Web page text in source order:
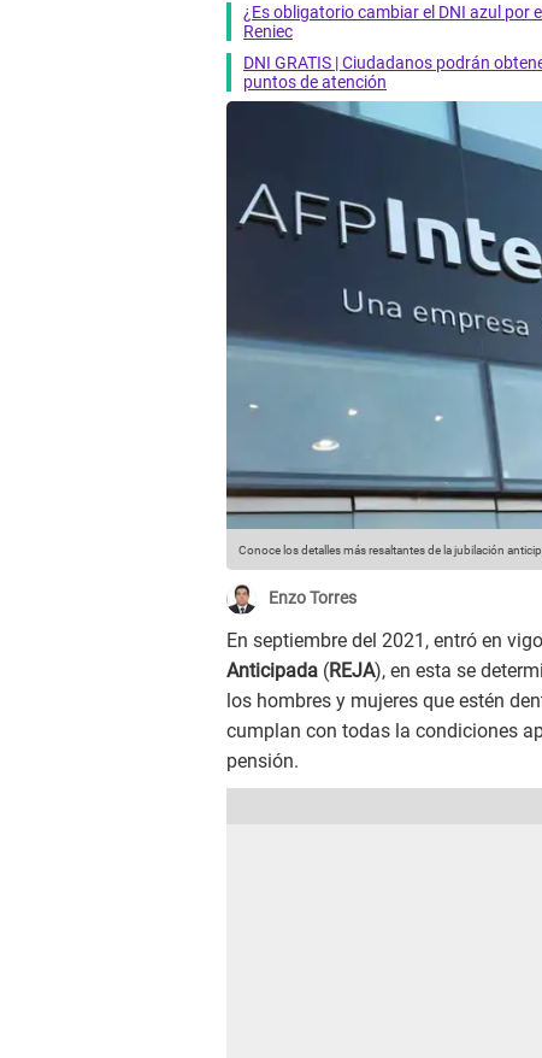
¿Es obligatorio cambiar el DNI azul por
Reniec
DNI GRATIS | Ciudadanos podrán
puntos de atención
Conoce los detalles más resaltantes de la jubilación
Enzo Torres
En septiembre del 2021, entró en
Anticipada (REJA), en esta se
los hombres y mujeres que estén
cumplan con todas la condiciones
pensión.